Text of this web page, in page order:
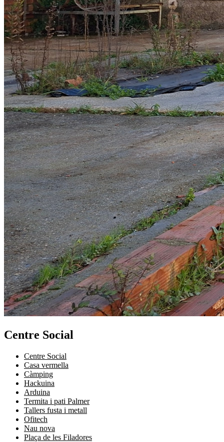
Centre Social
Centre Social
Casa vermella
Càmping
Hackuina
Arduina
Termita i pati Palmer
Tallers fusta i metall
Ofitech
Nau nova
Plaça de les Filadores